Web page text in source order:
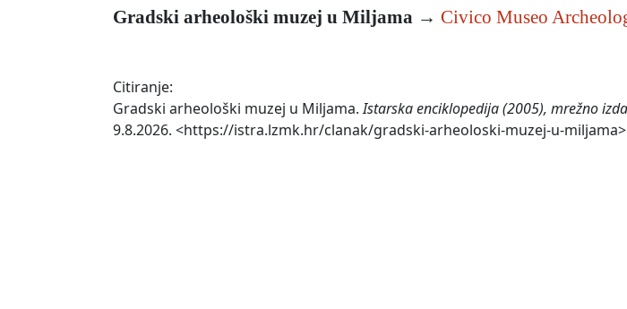
Gradski arheološki muzej u Miljama → Civico Museo
Citiranje:
Gradski arheološki muzej u Miljama.Istarska enciklopedija (2005), mrežno
9.8.2026. <https://istra.lzmk.hr/clanak/gradski-arheoloski-muzej-u-